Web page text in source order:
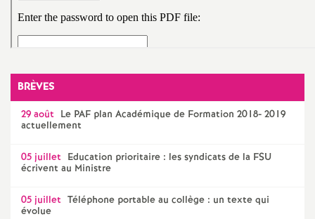
BRÈVES
29 août Le PAF plan Académique de Formation 2018- 2019
actuellement
05 juillet Education prioritaire : les syndicats de la FSU
écrivent au Ministre
05 juillet Téléphone portable au collège : un texte qui
évolue